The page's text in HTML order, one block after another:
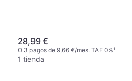
28,99 €
O 3 pagos de 9,66 €/mes. TAE 0%¹
1 tienda